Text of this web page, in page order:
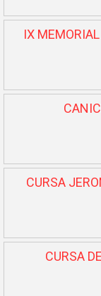
IX
CURSA
CURSA